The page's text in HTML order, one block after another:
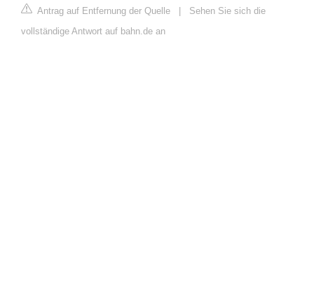
Antrag auf Entfernung der Quelle
Sehen Sie sich die
vollständige Antwort auf bahn.de an